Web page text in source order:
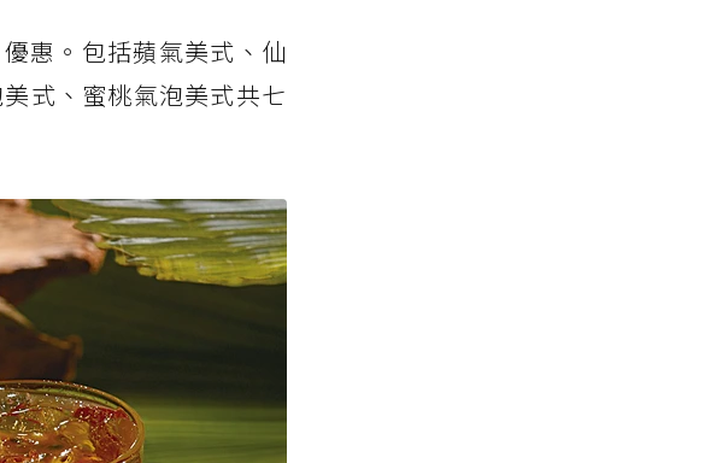
惠。包括蘋氣美式、仙
式、蜜桃氣泡美式共七